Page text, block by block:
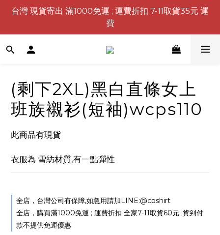
台灣 現貨寄出 滿1000免運 ; 運費折扣 7-11取貨35元 運
費
(剩下2XL)黑白直條女上
班族襯衫(短袖)wcps110
此商品有現貨
衣服為 雪紡材質,有一點彈性
全店，台灣公司有保障,如急用請加LINE:@cpshirt
全店，購買滿1000免運 ; 運費折扣 全家7-11取貨60元 ;貨到付
款不提供免運優惠